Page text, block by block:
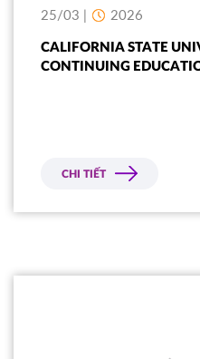
25/03 | 2026
CALIFORNIA STATE
CONTINUING
CHI TIẾT